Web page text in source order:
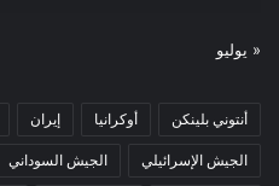
« يوليو
أنتوني بلينكن أوكرانيا إيران
الجيش الإسرائيلي الجيش السوداني